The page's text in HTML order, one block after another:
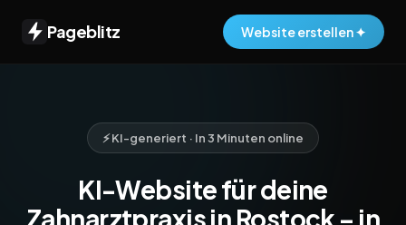
Pageblitz Website erstellen ✦
⚡ KI-generiert · In 3 Minuten online
KI-Website für deine
Zahnarztpraxis in Rostock – in